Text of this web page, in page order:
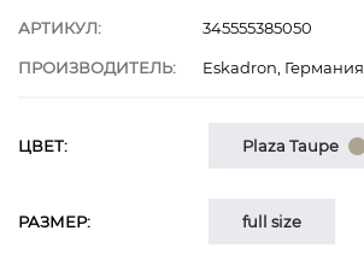
АРТИКУЛ: 345555385050
ПРОИЗВОДИТЕЛЬ: Eskadron, Германия
ЦВЕТ: Plaza Taupe
РАЗМЕР: full size